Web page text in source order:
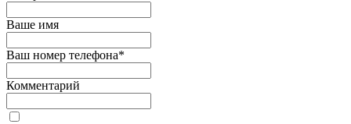
Ваше имя
Ваш номер телефона*
Комментарий